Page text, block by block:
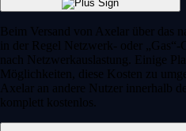
Beim Versand von Axelar über das
in der Regel Netzwerk- oder
nach Netzwerkauslastung. Einige
Möglichkeiten, diese Kosten zu
Axelar an andere Nutzer innerhalb
komplett kostenlos.